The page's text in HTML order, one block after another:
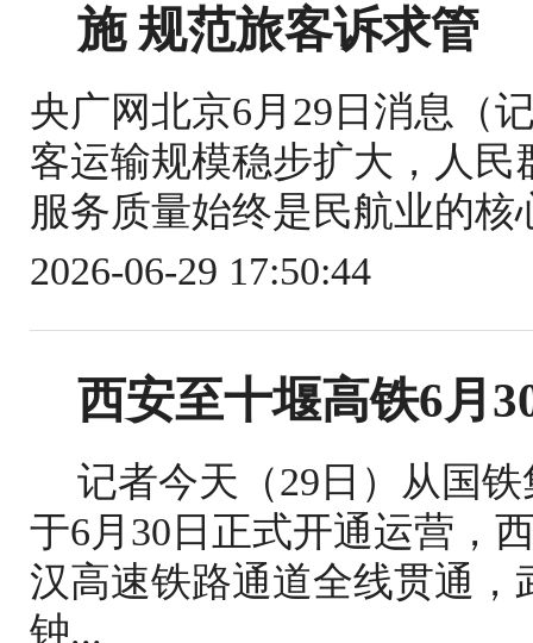
施 规范旅客诉求管
央广网北京6月29日消息（
客运输规模稳步扩大，人
服务质量始终是民航业的
2026-06-29 17:50:44
西安至十堰高铁6月
记者今天（29日）从国
于6月30日正式开通运营，
汉高速铁路通道全线贯通，
钟...